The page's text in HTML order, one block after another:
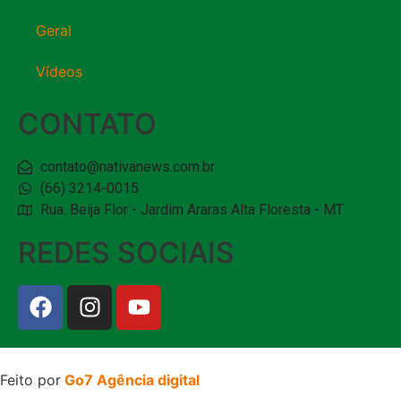
Geral
Vídeos
CONTATO
contato@nativanews.com.br
(66) 3214-0015
Rua. Beija Flor - Jardim Araras Alta Floresta - MT
REDES SOCIAIS
Feito por Go7 Agência digital